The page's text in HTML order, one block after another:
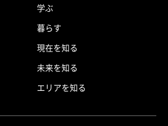
学ぶ
暮らす
現在を知る
未来を知る
エリアを知る